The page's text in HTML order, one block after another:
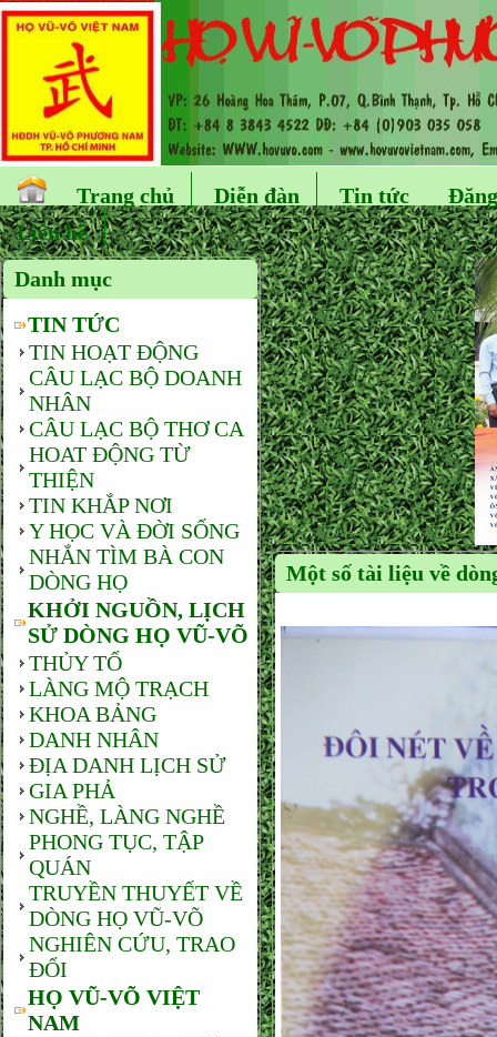
Trang chủ Diễn đàn Tin tức
Liên hệ
Danh mục
TIN TỨC
TIN HOẠT ĐỘNG
CÂU LẠC BỘ DOANH
NHÂN
CÂU LẠC BỘ THƠ CA
HOAT ĐỘNG TỪ
THIỆN
TIN KHẮP NƠI
Y HỌC VÀ ĐỜI SỐNG
NHẮN TÌM BÀ CON
DÒNG HỌ
KHỞI NGUỒN, LỊCH
SỬ DÒNG HỌ VŨ-VÕ
THỦY TỔ
LÀNG MỘ TRẠCH
KHOA BẢNG
DANH NHÂN
ĐỊA DANH LỊCH SỬ
GIA PHẢ
NGHỀ, LÀNG NGHỀ
PHONG TỤC, TẬP
QUÁN
TRUYỀN THUYẾT VỀ
DÒNG HỌ VŨ-VÕ
NGHIÊN CỨU, TRAO
ĐỔI
HỌ VŨ-VÕ VIỆT
NAM
Một số tài liệu về